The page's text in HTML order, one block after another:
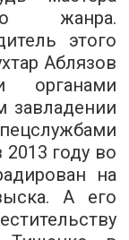
жанра.
этого
Аблязов
органами
завладении
году во
на
А его